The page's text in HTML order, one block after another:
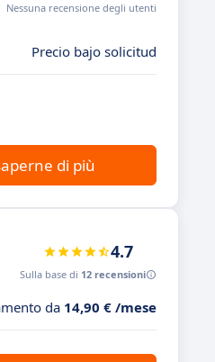
Nessuna recensione degli utenti
Precio bajo solicitud
di più
4.7
Sulla base di 12 recensioni
da 14,90 € /mese